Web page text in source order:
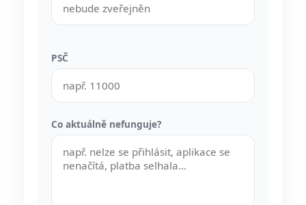
PSČ
Co aktuálně nefunguje?